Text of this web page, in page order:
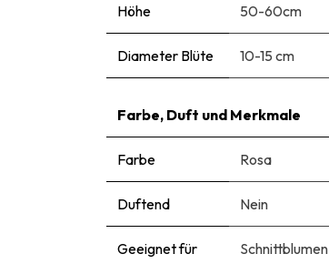
Höhe 50-60cm
Diameter Blüte 10-15 cm
Farbe, Duft und Merkmale
Farbe Rosa
Duftend Nein
Geeignet für Schnittblumen